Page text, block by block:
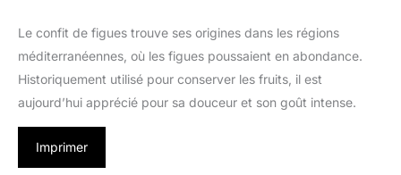
Le confit de figues trouve ses origines dans les régions
méditerranéennes, où les figues poussaient en abondance.
Historiquement utilisé pour conserver les fruits, il est
aujourd’hui apprécié pour sa douceur et son goût intense.
Imprimer